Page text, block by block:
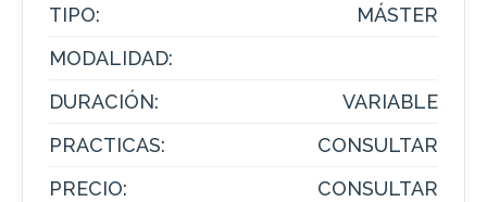
TIPO:
MÁSTER
MODALIDAD:
DURACIÓN:
VARIABLE
PRACTICAS:
CONSULTAR
PRECIO:
CONSULTAR